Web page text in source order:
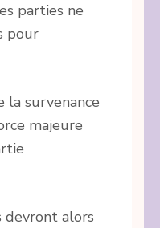
parties ne
pour
la survenance
majeure
devront alors